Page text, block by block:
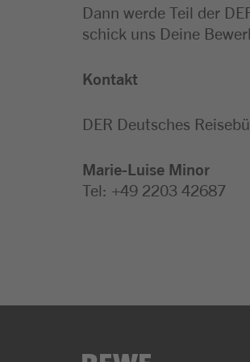
Dann werde Teil der
schick uns Deine
Kontakt
DER Deutsches
Marie-Luise Minor
Tel: +49 2203 42687